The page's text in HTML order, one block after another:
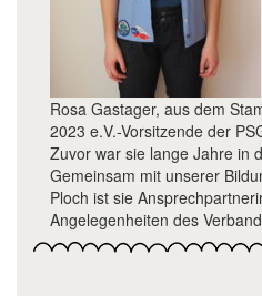
Rosa Gastager, aus dem
2023 e.V.-Vorsitzende der
Zuvor war sie lange Jahre in
Gemeinsam mit unserer
Ploch ist sie
Angelegenheiten des